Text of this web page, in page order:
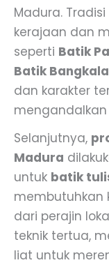
Madura.
kerajaan dan
seperti Batik
Batik
dan karakter
Selanjutnya,
Madura
untuk batik
membutuhkan
dari perajin
teknik tertua,
liat untuk